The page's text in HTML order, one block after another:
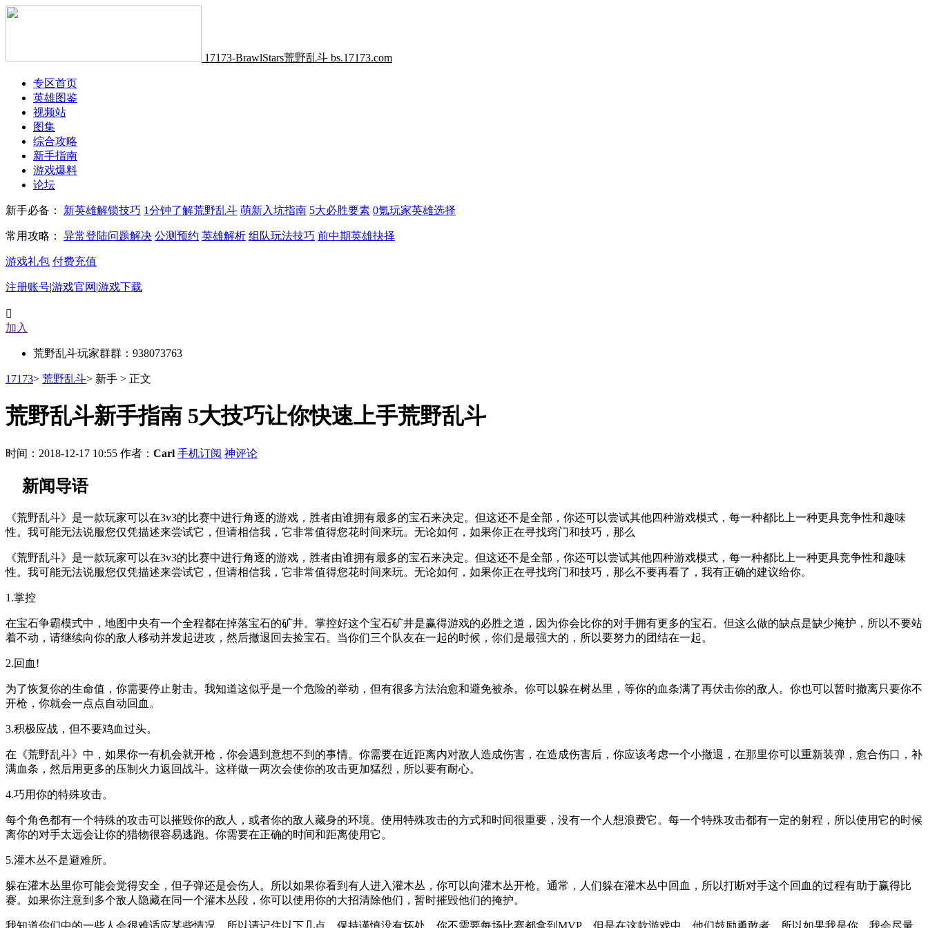
17173-BrawlStars荒野乱斗 bs.17173.com
专区首页
英雄图鉴
视频站
图集
综合攻略
新手指南
游戏爆料
论坛
新手必备： 新英雄解锁技巧 1分钟了解荒野乱斗 萌新入坑指南 5大必胜要素 0氪玩家英雄选择
常用攻略： 异常登陆问题解决 公测预约 英雄解析 组队玩法技巧 前中期英雄抉择
游戏礼包 付费充值
注册账号|游戏官网 |游戏下载

加入
荒野乱斗玩家群群：938073763
17173> 荒野乱斗> 新手 > 正文
荒野乱斗新手指南 5大技巧让你快速上手荒野乱斗
时间：2018-12-17 10:55 作者： Carl 手机订阅 神评论
新闻导语
《荒野乱斗》是一款玩家可以在3v3的比赛中进行角逐的游戏，胜者由谁拥有最多的宝石来决定。但这还不是全部，你还可以尝试其他四种游戏模式，每一种都比上一种更具竞争性和趣味
性。我可能无法说服您仅凭描述来尝试它，但请相信我，它非常值得您花时间来玩。无论如何，如果你正在寻找窍门和技巧，那么
《荒野乱斗》是一款玩家可以在3v3的比赛中进行角逐的游戏，胜者由谁拥有最多的宝石来决定。但这还不是全部，你还可以尝试其他四种游戏模式，每一种都比上一种更具竞争性和趣味
性。我可能无法说服您仅凭描述来尝试它，但请相信我，它非常值得您花时间来玩。无论如何，如果你正在寻找窍门和技巧，那么不要再看了，我有正确的建议给你。
1.掌控
在宝石争霸模式中，地图中央有一个全程都在掉落宝石的矿井。掌控好这个宝石矿井是赢得游戏的必胜之道，因为你会比你的对手拥有更多的宝石。但这么做的缺点是缺少掩护，所以不要站
着不动，请继续向你的敌人移动并发起进攻，然后撤退回去捡宝石。当你们三个队友在一起的时候，你们是最强大的，所以要努力的团结在一起。
2.回血!
为了恢复你的生命值，你需要停止射击。我知道这似乎是一个危险的举动，但有很多方法治愈和避免被杀。你可以躲在树丛里，等你的血条满了再伏击你的敌人。你也可以暂时撤离只要你不
开枪，你就会一点点自动回血。
3.积极应战，但不要鸡血过头。
在《荒野乱斗》中，如果你一有机会就开枪，你会遇到意想不到的事情。你需要在近距离内对敌人造成伤害，在造成伤害后，你应该考虑一个小撤退，在那里你可以重新装弹，愈合伤口，补
满血条，然后用更多的压制火力返回战斗。这样做一两次会使你的攻击更加猛烈，所以要有耐心。
4.巧用你的特殊攻击。
每个角色都有一个特殊的攻击可以摧毁你的敌人，或者你的敌人藏身的环境。使用特殊攻击的方式和时间很重要，没有一个人想浪费它。每一个特殊攻击都有一定的射程，所以使用它的时候
离你的对手太远会让你的猎物很容易逃跑。你需要在正确的时间和距离使用它。
5.灌木丛不是避难所。
躲在灌木丛里你可能会觉得安全，但子弹还是会伤人。所以如果你看到有人进入灌木丛，你可以向灌木丛开枪。通常，人们躲在灌木丛中回血，所以打断对手这个回血的过程有助于赢得比
赛。如果你注意到多个敌人隐藏在同一个灌木丛段，你可以使用你的大招清除他们，暂时摧毁他们的掩护。
我知道你们中的一些人会很难适应某些情况，所以请记住以下几点。保持谨慎没有坏处，你不需要每场比赛都拿到MVP。但是在这款游戏中，他们鼓励勇敢者，所以如果我是你，我会尽量